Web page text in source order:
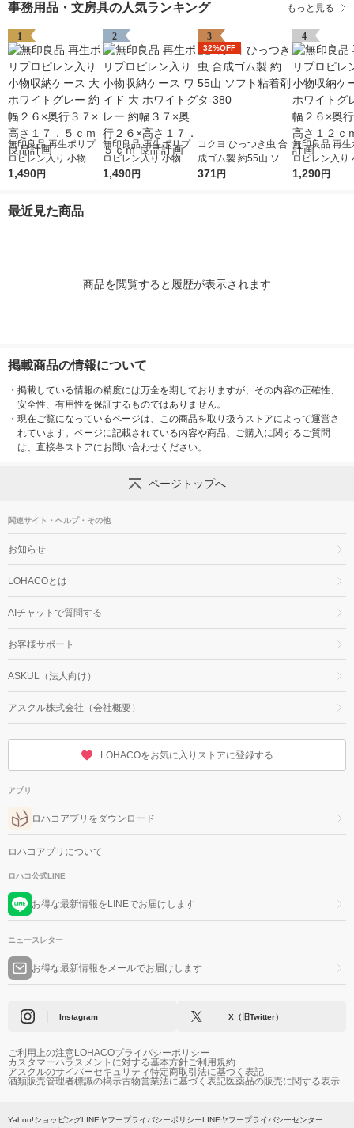
事務用品・文房具の人気ランキング もっと見る
1
無印良品 再生ポリプ
ロピレン入り 小物収
納ケース 大 ホワイト
ｍ 良品計画
1,490円
2
無印良品 再生ポリプ
ロピレン入り 小物収
納ケース ワイド 大 ホ
1,490円
3
32%OFF
コクヨ ひっつき虫 合
成ゴム製 約55山 ソフ
ト粘着剤 タ-380
371円
4
無印良品 再生
ロピレン入り
納ケース 中
1,290円
最近見た商品
商品を閲覧すると履歴が表示されます
掲載商品の情報について
・ 掲載している情報の精度には万全を期しておりますが、その内容の正確性、
安全性、有用性を保証するものではありません。
・ 現在ご覧になっているページは、この商品を取り扱うストアによって運営さ
れています。ページに記載されている内容や商品、ご購入に関するご質問
は、直接各ストアにお問い合わせください。
ページトップへ
関連サイト・ヘルプ・その他
お知らせ
LOHACOとは
AIチャットで質問する
お客様サポート
ASKUL（法人向け）
アスクル株式会社（会社概要）
LOHACOをお気に入りストアに登録する
アプリ
ロハコアプリをダウンロード
ロハコアプリについて
ロハコ公式LINE
お得な最新情報をLINEでお届けします
ニュースレター
お得な最新情報をメールでお届けします
Instagram X（旧Twitter）
ご利用上の注意LOHACOプライバシーポリシー
カスタマーハラスメントに対する基本方針ご利用規約
アスクルのサイバーセキュリティ特定商取引法に基づく表記
酒類販売管理者標識の掲示古物営業法に基づく表記医薬品の販売に関する表示
Yahoo!ショッピングLINEヤフープライバシーポリシーLINEヤフープライバシーセンター